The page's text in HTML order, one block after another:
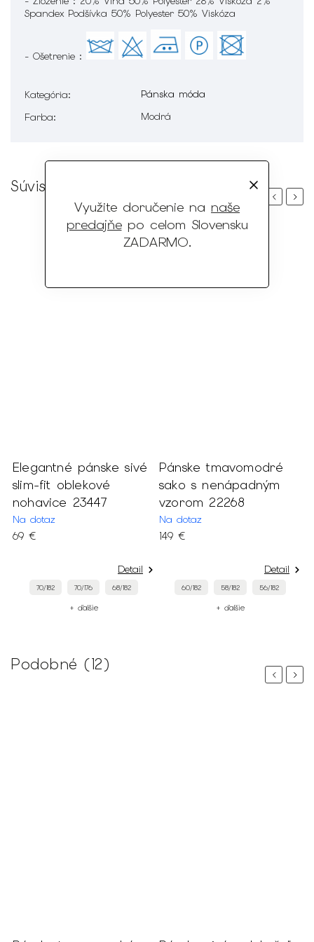
Využite doručenie na naše
predajňepo celom Slovensku
ZADARMO.
Spandex Podšívka 50% Polyester 50% Viskóza
- Ošetrenie :
Kategória:
Pánska móda
Farba: Modrá
Súvisiaci tovar
Previous
Elegantné pánske sivé
slim-fit oblekové
nohavice 23447
Na dotaz
69 €
Detail
70/182 70/176 68/182
+ ďalšie
Pánske tmavomodré
sako s nenápadným
vzorom 22268
Na dotaz
149 €
Detail
60/182 58/182 56/182
+ ďalšie
Next
Podobné (12)
PreviousNext